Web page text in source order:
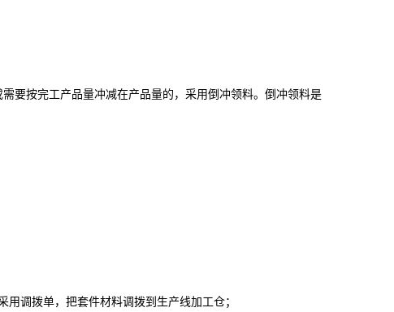
要按完工产品量冲减在产品量的，采用倒冲领料。倒冲领料是
调拨单，把套件材料调拨到生产线加工仓；